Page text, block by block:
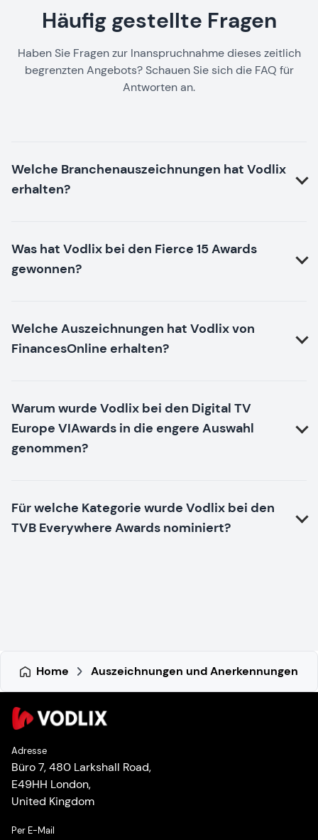
Häufig gestellte Fragen
Haben Sie Fragen zur Inanspruchnahme dieses zeitlich
begrenzten Angebots? Schauen Sie sich die FAQ für
Antworten an.
Welche Branchenauszeichnungen hat Vodlix
erhalten?
Was hat Vodlix bei den Fierce 15 Awards
gewonnen?
Welche Auszeichnungen hat Vodlix von
FinancesOnline erhalten?
Warum wurde Vodlix bei den Digital TV
Europe VIAwards in die engere Auswahl
genommen?
Für welche Kategorie wurde Vodlix bei den
TVB Everywhere Awards nominiert?
Home Auszeichnungen und Anerkennungen
Adresse
Büro 7, 480 Larkshall Road,
E49HH London,
United Kingdom
Per E-Mail